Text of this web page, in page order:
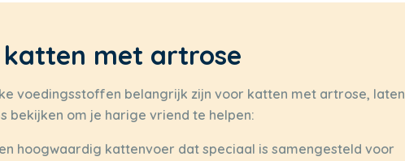
met artrose
voedingsstoffen belangrijk zijn voor katten met artrose, laten
bekijken om je harige vriend te helpen:
hoogwaardig kattenvoer dat speciaal is samengesteld voor